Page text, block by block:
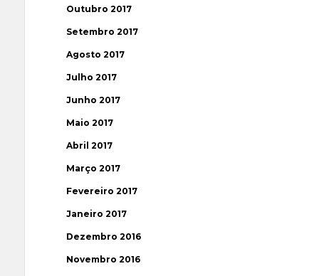
Outubro 2017
Setembro 2017
Agosto 2017
Julho 2017
Junho 2017
Maio 2017
Abril 2017
Março 2017
Fevereiro 2017
Janeiro 2017
Dezembro 2016
Novembro 2016